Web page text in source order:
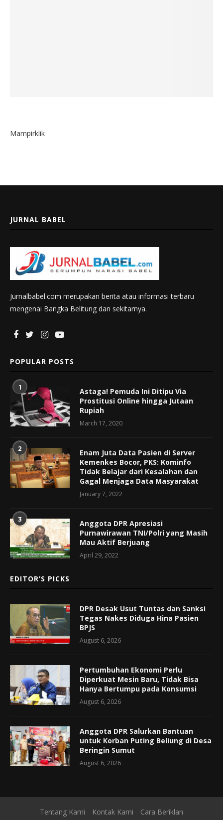
Mampirklik
JURNAL BABEL
Jurnalbabel.com merupakan berita atau informasi terbaru
mengenai Bangka Belitung dan sekitarnya.
POPULAR POSTS
1
Astaga! Pemuda Ini Ditipu Via
Prostitusi Online hingga Jutaan
Rupiah
March 17, 2020
2
Enam Juta Data Pasien di Server
Kemenkes Bocor, PKS: Kominfo
Tidak Belajar dari Kesalahan dan
Gagal Menjaga Data Masyarakat
January 7, 2022
3
Anggota DPR Apresiasi
Purnawirawan TNI/Polri yang Masih
Mau Aktif Berjuang
April 29, 2022
EDITOR’S PICKS
DPR Desak Usut Tuntas dan Sanksi
Tegas Nakes Diduga Hina Pasien
BPJS
August 6, 2026
Pertumbuhan Ekonomi Perlu
Diperkuat Mesin Baru, Tidak Bisa
Hanya Bertumpu pada Konsumsi
August 6, 2026
Anggota DPR Salurkan Bantuan
untuk Korban Puting Beliung di Desa
Beringin Sumut
August 6, 2026
Tentang Kami Kontak Kami
Cara Beriklan